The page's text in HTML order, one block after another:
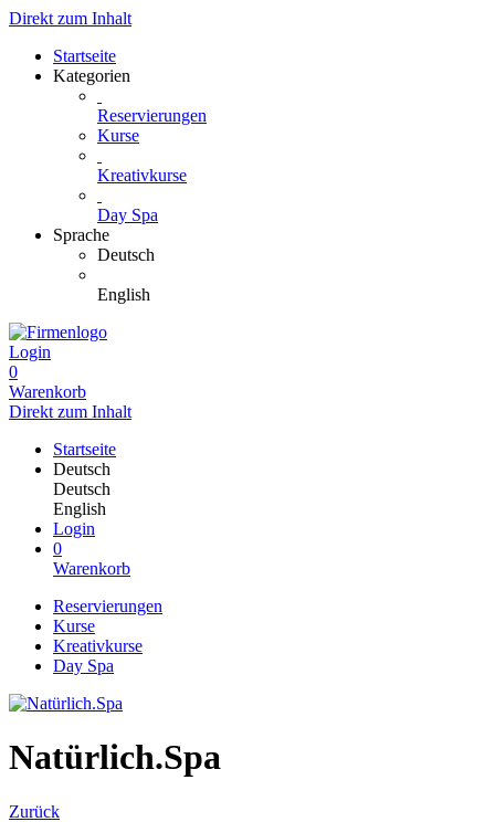
Direkt zum Inhalt
Startseite
Kategorien
Reservierungen
Kurse
Kreativkurse
Day Spa
Sprache
Deutsch
English
Login
0
Warenkorb
Direkt zum Inhalt
Startseite
Deutsch
Deutsch
English
Login
0
Warenkorb
Reservierungen
Kurse
Kreativkurse
Day Spa
Natürlich.Spa
Zurück